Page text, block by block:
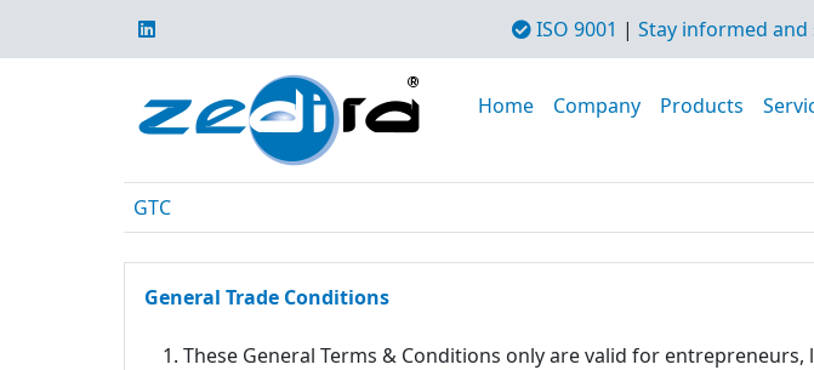
ISO 9001 | Stay informed
Home Company Products
GTC
General Trade Conditions
These General Terms & Conditions only are valid for